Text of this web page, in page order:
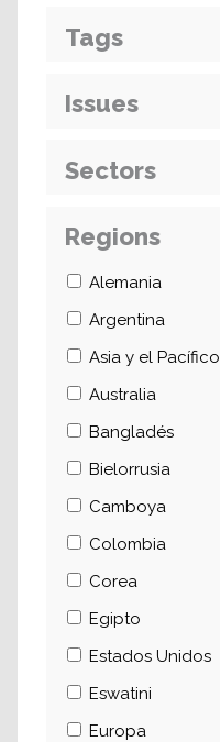
Tags
Issues
Sectors
Regions
Alemania
Argentina
Asia y el Pacífico
Australia
Bangladés
Bielorrusia
Camboya
Colombia
Corea
Egipto
Estados Unidos
Eswatini
Europa